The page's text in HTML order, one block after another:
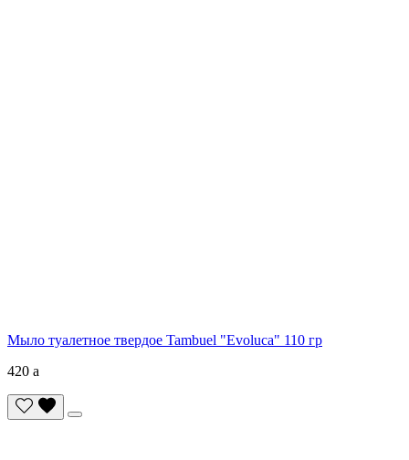
Мыло туалетное твердое Tambuel "Evoluca" 110 гр
420 a